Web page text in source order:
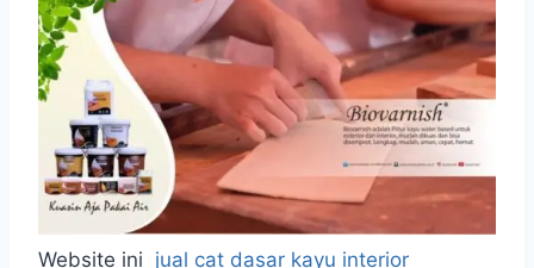
Website ini jual cat dasar kayu interior